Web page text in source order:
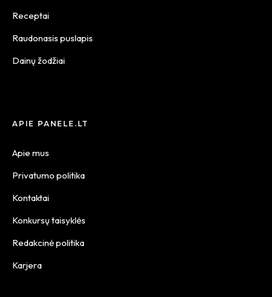
Receptai
Raudonasis puslapis
Dainų žodžiai
APIE PANELE.LT
Apie mus
Privatumo politika
Kontaktai
Konkursų taisyklės
Redakcinė politika
Karjera